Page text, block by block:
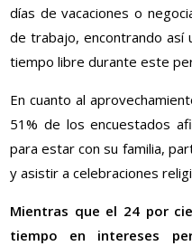
días de vacaciones o
de trabajo, encontrando así
tiempo libre durante este
En cuanto al
51% de los encuestados
para estar con su familia,
y asistir a celebraciones
Mientras que el 24 por
tiempo en intereses